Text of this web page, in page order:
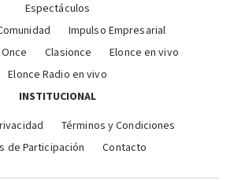
Espectáculos
Impulso Empresarial
Clasionce
Elonce en vivo
Elonce Radio en vivo
INSTITUCIONAL
Términos y Condiciones
de Participación
Contacto